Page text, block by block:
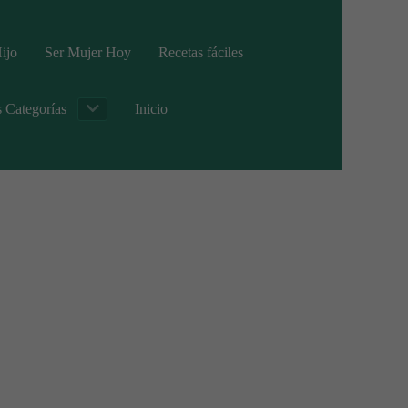
Ser Mujer Hoy Recetas fáciles
Categorías Inicio